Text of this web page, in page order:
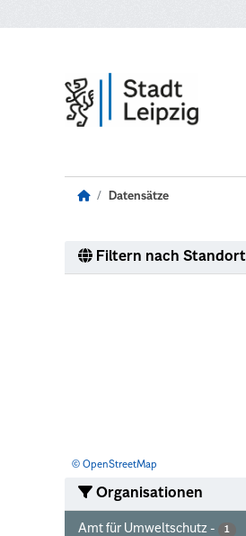
Datensätze
Filtern nach Standort
© OpenStreetMap
Organisationen
Amt für Umweltschutz - 1